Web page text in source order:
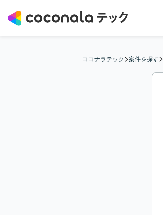
ココナラテック>案件を探す>